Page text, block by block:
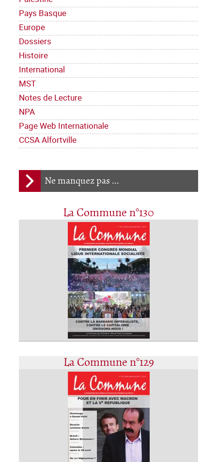
Pays Basque
Europe
Dossiers
Histoire
International
MST
Notes de Lecture
NPA
Page Web Internationale
CCSA Alfortville
Ne manquez pas ...
La Commune n°130
La Commune n°129